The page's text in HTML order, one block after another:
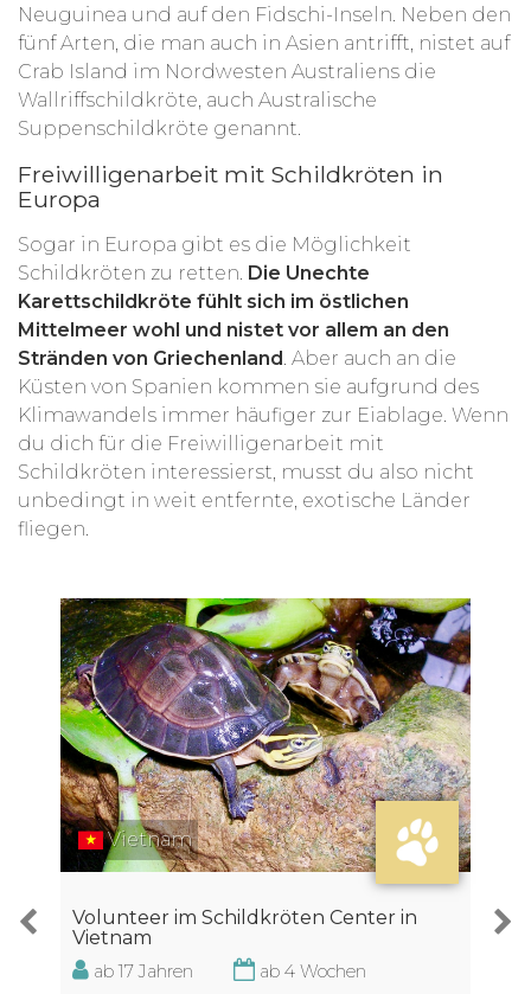
Neuguinea und auf den Fidschi-Inseln. Neben den
fünf Arten, die man auch in Asien antrifft, nistet auf
Crab Island im Nordwesten Australiens die
Wallriffschildkröte, auch Australische
Suppenschildkröte genannt.
Freiwilligenarbeit mit Schildkröten in
Europa
Sogar in Europa gibt es die Möglichkeit
Schildkröten zu retten. Die Unechte
Karettschildkröte fühlt sich im östlichen
Mittelmeer wohl und nistet vor allem an den
Stränden von Griechenland . Aber auch an die
Küsten von Spanien kommen sie aufgrund des
Klimawandels immer häufiger zur Eiablage. Wenn
du dich für die Freiwilligenarbeit mit
Schildkröten interessierst, musst du also nicht
unbedingt in weit entfernte, exotische Länder
fliegen.
Vietnam
Volunteer im Schildkröten Center in
Vietnam
ab 17 Jahren ab 4 Wochen